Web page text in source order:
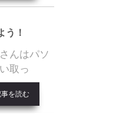
う！
んはパソ
取っ
を読む